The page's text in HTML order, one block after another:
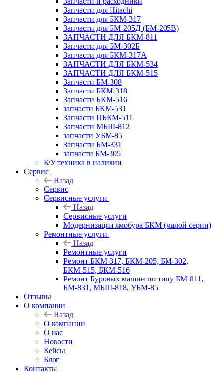
Запчасти для Hitachi
Запчасти для БКМ-317
Запчасти для БМ-205Д (БМ-205В)
ЗАПЧАСТИ ДЛЯ БКМ-811
Запчасти для БМ-302Б
Запчасти для БКМ-317А
ЗАПЧАСТИ ДЛЯ БКМ-534
ЗАПЧАСТИ ДЛЯ БКМ-515
Запчасти БМ-308
Запчасти БКМ-318
Запчасти БКМ-516
запчасти БКМ-531
Запчасти ПБКМ-511
Запчасти МБШ-812
запчасти УБМ-85
Запчасти БМ-831
запчасти БМ-305
Б/У техника в наличии
Сервис
Назад
Сервис
Сервисные услуги
Назад
Сервисные услуги
Модернизация ямобура БКМ (малой серии)
Ремонтные услуги
Назад
Ремонтные услуги
Ремонт БКМ-317, БКМ-205, БМ-302,
БКМ-515, БКМ-516
Ремонт Буровых машин по типу БМ-811,
БМ-831, МБШ-818, УБМ-85
Отзывы
О компании
Назад
О компании
О нас
Новости
Кейсы
Блог
Контакты